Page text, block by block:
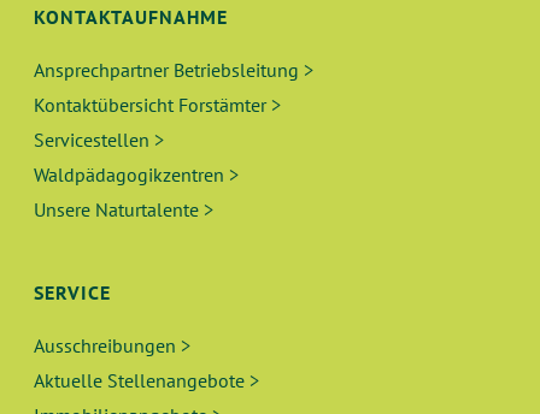
KONTAKTAUFNAHME
Ansprechpartner Betriebsleitung >
Kontaktübersicht Forstämter >
Servicestellen >
Waldpädagogikzentren >
Unsere Naturtalente >
SERVICE
Ausschreibungen >
Aktuelle Stellenangebote >